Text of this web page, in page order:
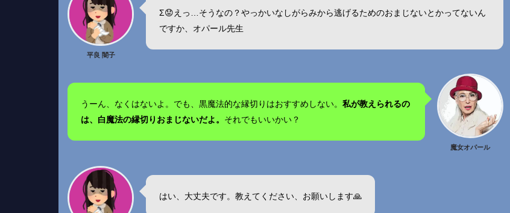
平良 闇子
Σ😟えっ…そうなの？やっかいなしがらみから逃げるためのおまじないとかってないん
ですか、オパール先生
うーん、なくはないよ。でも、黒魔法的な縁切りはおすすめしない。私が教えられるの
は、白魔法の縁切りおまじないだよ。 それでもいいかい？
魔女オパール
はい、大丈夫です。教えてください、お願いします🙏